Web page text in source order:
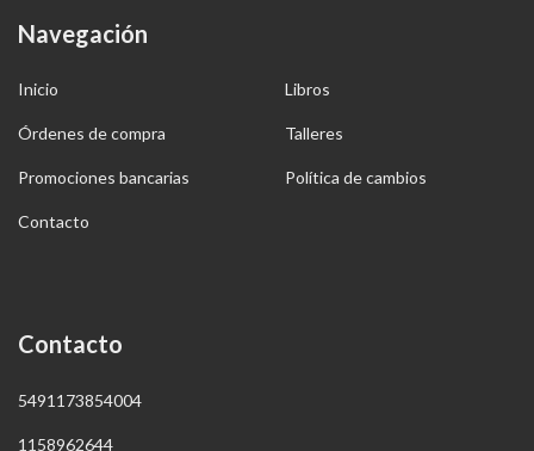
Navegación
Inicio Libros
Órdenes de compra Talleres
Promociones bancarias Política de cambios
Contacto
Contacto
5491173854004
1158962644